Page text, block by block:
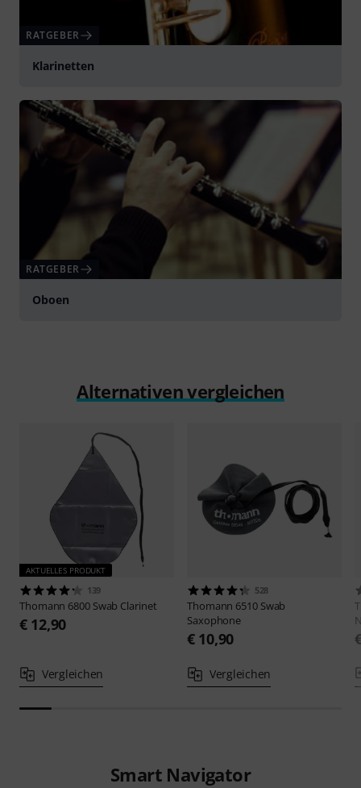
RATGEBER
Klarinetten
RATGEBER
Oboen
Alternativen vergleichen
AKTUELLES PRODUKT
139
Thomann 6800 Swab Clarinet
€ 12,90
Vergleichen
528
Thomann 6510 Swab
Saxophone
€ 10,90
Vergleichen
Smart Navigator